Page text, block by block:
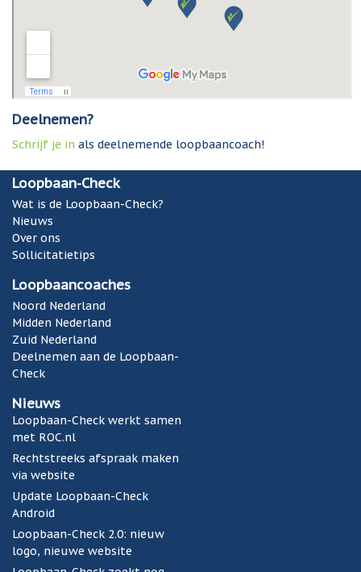
Deelnemen?
Schrijf je in als deelnemende loopbaancoach!
Loopbaan-Check
Wat is de Loopbaan-Check?
Nieuws
Over ons
Sollicitatietips
Loopbaancoaches
Noord Nederland
Midden Nederland
Zuid Nederland
Deelnemen aan de Loopbaan-
Check
Nieuws
Loopbaan-Check werkt samen
met ROC.nl
Rechtstreeks afspraak maken
via website
Update Loopbaan-Check
Android
Loopbaan-Check 2.0: nieuw
logo, nieuwe website